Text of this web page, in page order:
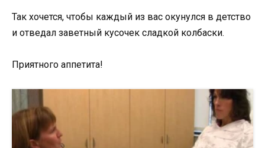
Так хочется, чтобы каждый из вас окунулся в детство
и отведал заветный кусочек сладкой колбаски.
Приятного аппетита!